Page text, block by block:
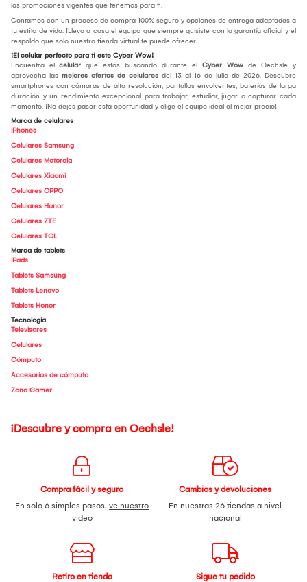
las promociones vigentes que tenemos para ti.
Contamos con un proceso de compra 100% seguro y opciones de entrega adaptadas a
tu estilo de vida. ¡Lleva a casa el equipo que siempre quisiste con la garantía oficial y el
respaldo que solo nuestra tienda virtual te puede ofrecer!
¡El celular perfecto para ti este Cyber Wow!
Encuentra el celular que estás buscando durante el Cyber Wow de Oechsle y
aprovecha las mejores ofertas de celulares del 13 al 16 de julio de 2026. Descubre
smartphones con cámaras de alta resolución, pantallas envolventes, baterías de larga
duración y un rendimiento excepcional para trabajar, estudiar, jugar o capturar cada
momento. ¡No dejes pasar esta oportunidad y elige el equipo ideal al mejor precio!
Marca de celulares
iPhones
Celulares Samsung
Celulares Motorola
Celulares Xiaomi
Celulares OPPO
Celulares Honor
Celulares ZTE
Celulares TCL
Marca de tablets
iPads
Tablets Samsung
Tablets Lenovo
Tablets Honor
Tecnología
Televisores
Celulares
Cómputo
Accesorios de cómputo
Zona Gamer
¡Descubre y compra en Oechsle!
Compra fácil y seguro
En solo 6 simples pasos, ve nuestro
video
Cambios y devoluciones
En nuestras 26 tiendas a nivel
nacional
Retiro en tienda
Sigue tu pedido